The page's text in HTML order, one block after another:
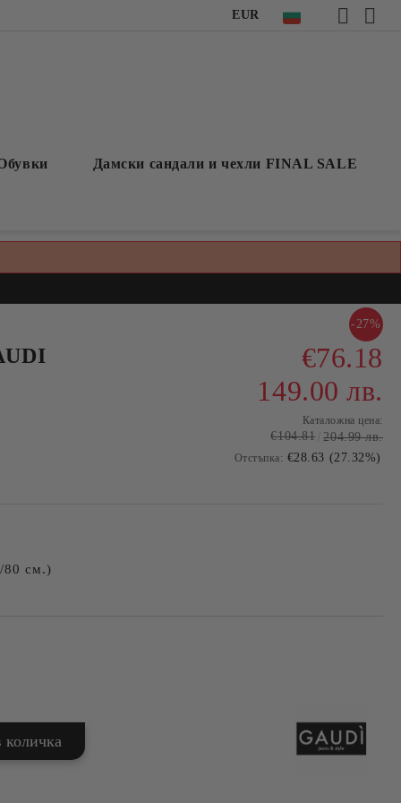
EUR
Дамски сандали и чехли FINAL SALE
-27%
€76.18
149.00 лв.
Каталожна цена:
€104.81 204.99 лв.
Отстъпка: €28.63 (27.32%)
80 см.)